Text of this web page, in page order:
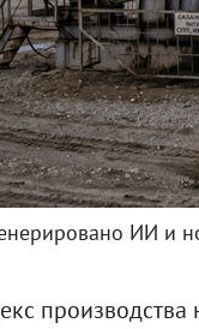
ИИ и
производства